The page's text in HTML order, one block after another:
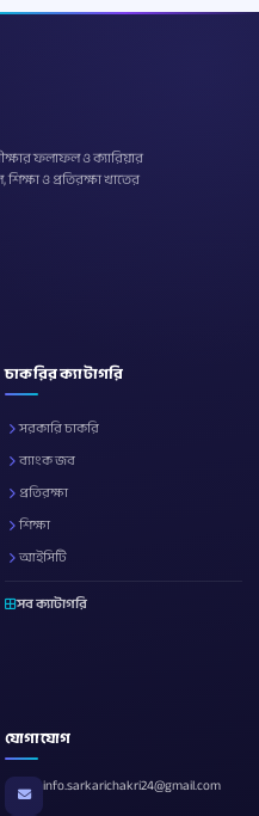
ফলাফল ও ক্যারিয়ার
শিক্ষা ও প্রতিরক্ষা খাতের
চাকরির ক্যাটাগরি
সরকারি চাকরি
ব্যাংক জব
প্রতিরক্ষা
শিক্ষা
আইসিটি
সব ক্যাটাগরি
যোগাযোগ
info.sarkarichakri24@gmail.com